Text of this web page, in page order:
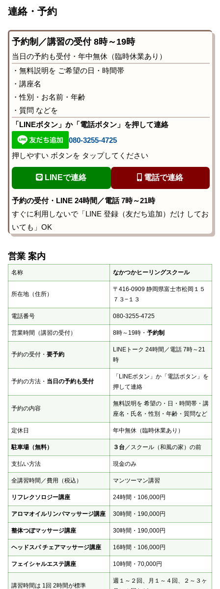
連絡・予約
予約制／講習の受付 8時～19時
当日の予約も受付・年中無休（臨時休業あり）
・無料説明を ご希望の日・時間帯
・講座名
・性別・お名前・年齢
・質問 などを
「LINEボタン」か「電話ボタン」を押して連絡
080-3255-4725
押しやすい ボタンを タップしてください
LINEで連絡 電話で連絡
予約の受付・LINE 24時間／電話 7時～21時
すぐに利用しないで「LINE 登録（友だち追加）だけ してお
いても」OK
営業 案内
名称 なかつかヒーリングスクール
所在地（住所）
〒416-0909 静岡県富士市松岡１５
７３−１３
電話番号 080-3255-4725
営業時間（講習の受付） 8時～19時・ 予約制
予約の受付・ 要予約
LINEトーク 24時間／電話 7時～21
時
予約の方法・ 当日の予約も受付
「LINEボタン」か「電話ボタン」を
押して連絡
予約の内容
無料説明を 希望の・日・時間帯・講
座名・氏名・性別・年齢・質問など
定休日 年中無休（臨時休業あり）
駐車場（無料） ３台／スクール（和風の家）の前
支払い方法 現金のみ
全講習時間／費用（税込） マンツーマン講習
リフレクソロジー講座 24時間・106,000円
アロマオイルリンパマッサージ講座 30時間・190,000円
整体つぼマッサージ講座 30時間・190,000円
ヘッドスパ チェアマッサージ講座 16時間・106,000円
フェイシャルエステ講座 10時間・70,000円
講習時間は 1回 2時間が標準
週１～２回、月１～４回、２～３ヶ